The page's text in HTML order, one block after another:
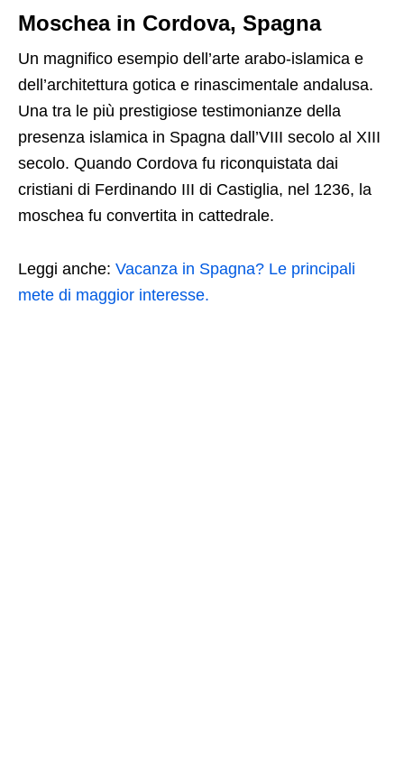
Moschea in Cordova, Spagna
Un magnifico esempio dell’arte arabo-islamica e
dell’architettura gotica e rinascimentale andalusa.
Una tra le più prestigiose testimonianze della
presenza islamica in Spagna dall’VIII secolo al XIII
secolo. Quando Cordova fu riconquistata dai
cristiani di Ferdinando III di Castiglia, nel 1236, la
moschea fu convertita in cattedrale.
Leggi anche: Vacanza in Spagna? Le principali
mete di maggior interesse.